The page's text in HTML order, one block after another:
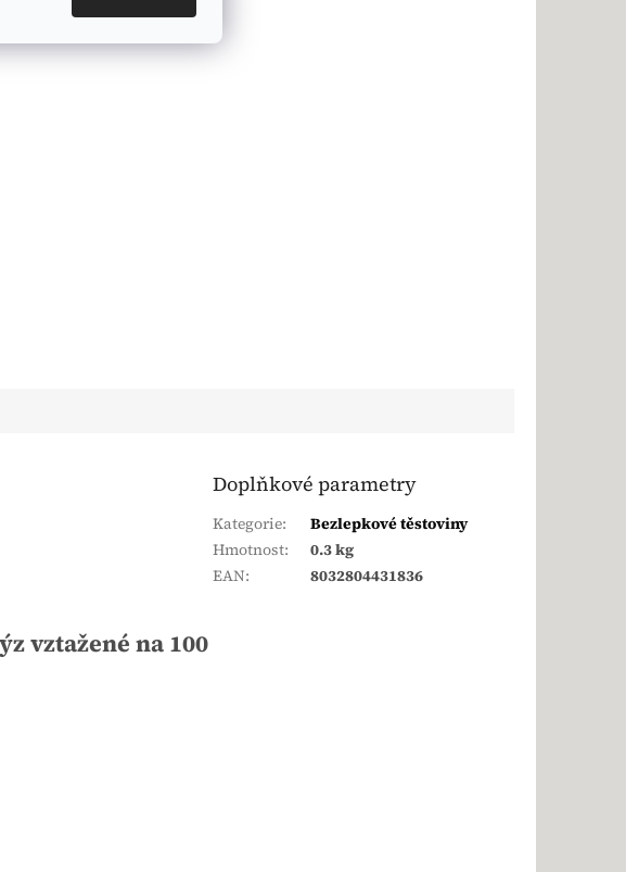
vztažené na 100
Doplňkové parametry
Kategorie:
Bezlepkové těstoviny
Hmotnost:
0.3 kg
EAN: 8032804431836